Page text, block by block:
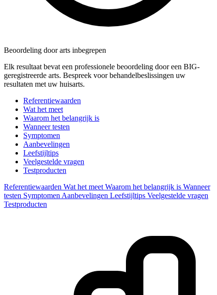
Beoordeling door arts inbegrepen
Elk resultaat bevat een professionele beoordeling door een BIG-
geregistreerde arts. Bespreek voor behandelbeslissingen uw
resultaten met uw huisarts.
Referentiewaarden
Wat het meet
Waarom het belangrijk is
Wanneer testen
Symptomen
Aanbevelingen
Leefstijltips
Veelgestelde vragen
Testproducten
Referentiewaarden Wat het meet Waarom het belangrijk is Wanneer
testen Symptomen Aanbevelingen Leefstijltips Veelgestelde vragen
Testproducten